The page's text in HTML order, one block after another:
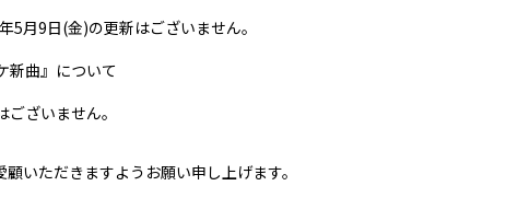
5月9日(金)の更新はございません。
新曲』について
ございません。
いただきますようお願い申し上げます。